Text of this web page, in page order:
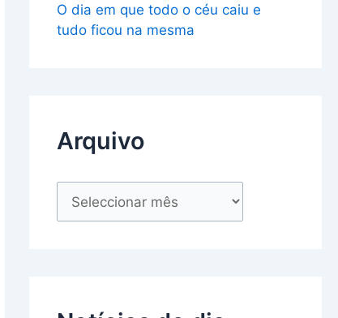
O dia em que todo o céu caiu e
tudo ficou na mesma
Arquivo